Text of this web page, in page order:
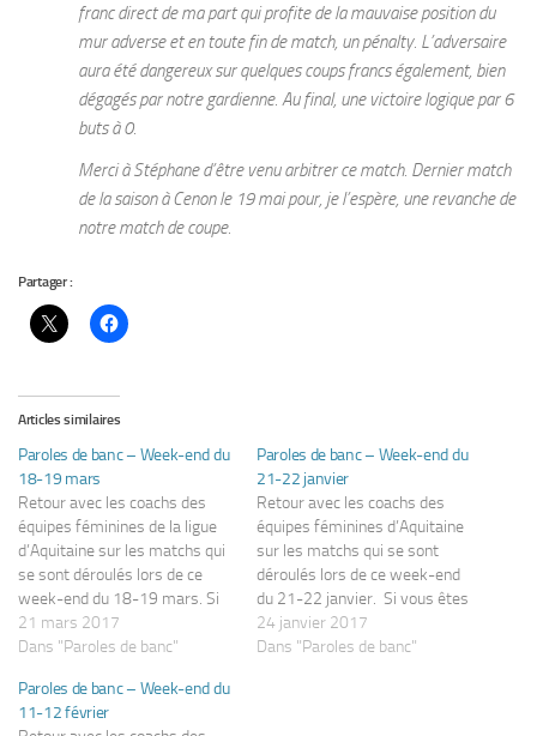
franc direct de ma part qui profite de la mauvaise position du
mur adverse et en toute fin de match, un pénalty. L’adversaire
aura été dangereux sur quelques coups francs également, bien
dégagés par notre gardienne. Au final, une victoire logique par 6
buts à 0.
Merci à Stéphane d’être venu arbitrer ce match. Dernier match
de la saison à Cenon le 19 mai pour, je l’espère, une revanche de
notre match de coupe.
Partager :
Articles similaires
Paroles de banc – Week-end du
18-19 mars
Retour avec les coachs des
équipes féminines de la ligue
d’Aquitaine sur les matchs qui
se sont déroulés lors de ce
week-end du 18-19 mars. Si
vous êtes un(e) coach
intéressé(e) (ou une joueuse)
rubrique, merci de me
contacter par mail à
21 mars 2017
Dans "Paroles de banc"
Paroles de banc – Week-end du
21-22 janvier
Retour avec les coachs des
équipes féminines d’Aquitaine
sur les matchs qui se sont
déroulés lors de ce week-end
du 21-22 janvier. Si vous êtes
un(e) coach intéressé(e) pour
apparaître dans cette rubrique,
24 janvier 2017
Dans "Paroles de banc"
Paroles de banc – Week-end du
11-12 février